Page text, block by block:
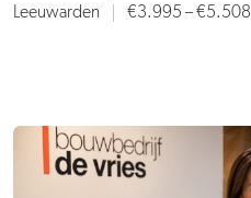
Leeuwarden €3.995 – €5.508